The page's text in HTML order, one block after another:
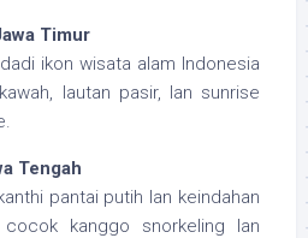
Timur
ikon wisata alam Indonesia
lautan pasir, lan sunrise
Tengah
pantai putih lan keindahan
kanggo snorkeling lan